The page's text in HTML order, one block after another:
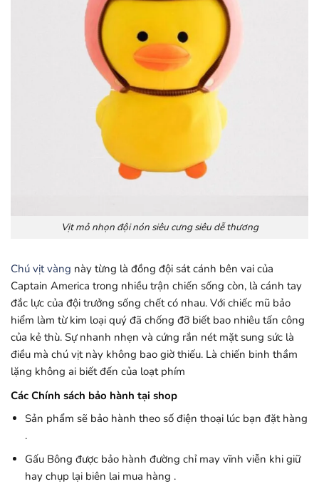
Vịt mỏ nhọn đội nón siêu cưng siêu dễ thương
Chú vịt vàng này từng là đồng đội sát cánh bên vai của
Captain America trong nhiều trận chiến sống còn, là cánh tay
đắc lực của đội trưởng sống chết có nhau. Với chiếc mũ bảo
hiểm làm từ kim loại quý đã chống đỡ biết bao nhiêu tấn công
của kẻ thù. Sự nhanh nhẹn và cứng rắn nét mặt sung sức là
điều mà chú vịt này không bao giờ thiếu. Là chiến binh thầm
lặng không ai biết đến của loạt phím
Các Chính sách bảo hành tại shop
Sản phẩm sẽ bảo hành theo số điện thoại lúc bạn đặt hàng
.
Gấu Bông được bảo hành đường chỉ may vĩnh viễn khi giữ
hay chụp lại biên lai mua hàng .